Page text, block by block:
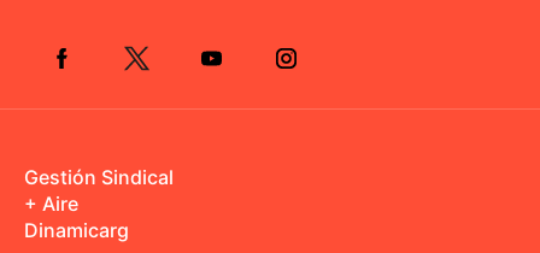
Gestión Sindical
+ Aire
Dinamicarg